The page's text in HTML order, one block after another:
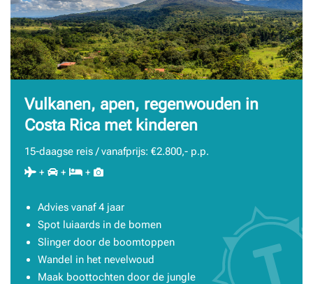
Vulkanen, apen, regenwouden in
Costa Rica met kinderen
15-daagse reis / vanafprijs: €2.800,- p.p.
+
+ +
Advies vanaf 4 jaar
Spot luiaards in de bomen
Slinger door de boomtoppen
Wandel in het nevelwoud
Maak boottochten door de jungle